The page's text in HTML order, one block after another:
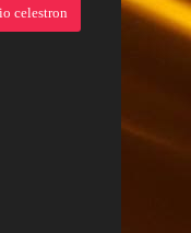
celestron